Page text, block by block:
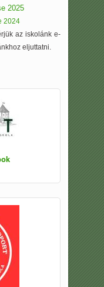
2025
2024
az iskolánk e-
eljuttatni.